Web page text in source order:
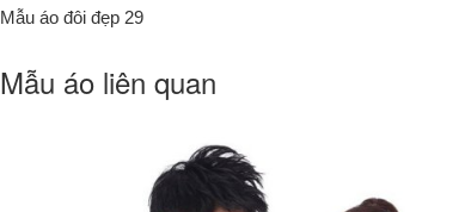
Mẫu áo đôi đẹp 29
Mẫu áo liên quan